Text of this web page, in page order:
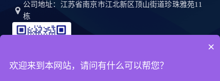
公司地址：江苏省南京市江北新区顶山街道珍珠雅苑11
栋
×
欢迎来到本网站，请问有什么可以帮您？